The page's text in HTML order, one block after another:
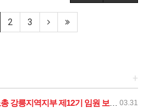
2 3
+
03.31
지부 제12기 임원 보궐선거결과 공고